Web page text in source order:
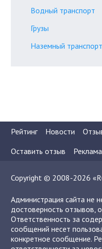
Водный транспорт
Грузы
Наземный транспорт
Рейтинг Новости
Оставить отзыв
Copyright © 2008-2026
Администрация сайта не
достоверность отзывов,
Ответственность за
сообщений несет
конкретное сообщение.